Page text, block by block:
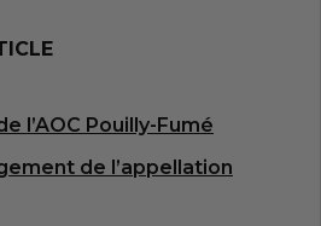
l’AOC Pouilly-Fumé
de l’appellation